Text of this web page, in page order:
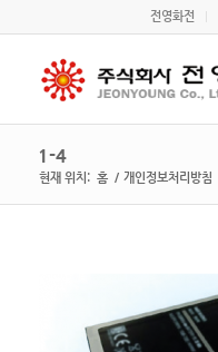
전영화전
1-4
현재 위치: 홈 / 개인정보처리방침